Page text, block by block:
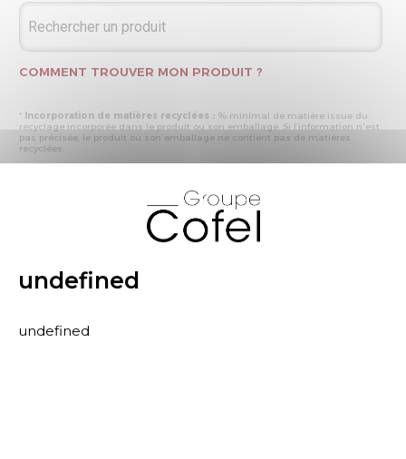
COMMENT TROUVER MON PRODUIT ?
* Incorporation de matières recyclées : % minimal de matière issue du
recyclage incorporée dans le produit ou son emballage. Si l’information n'est
pas précisée, le produit ou son emballage ne contient pas de matières
recyclées.
produite par les processus de recyclage mis en œuvre représente plus de 50
% en masse du déchet collecté
- « produit ou emballage entièrement recyclable » : la matière recyclée
produite par les processus de recyclage mis en œuvre représente plus de 95
% en masse du déchet collecté
rubrique les primes et pénalités déclarées à ECOMAISON et CITEO (Eco
organismes français) lors de la déclaration annuelle de nos produits.
undefined
undefined